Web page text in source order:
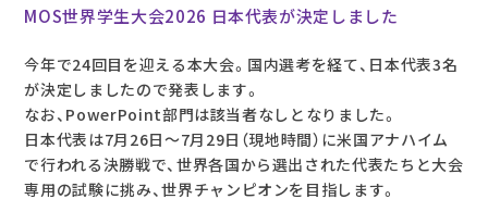
MOS世界学生大会2026 日本代表が決定しました
今年で24回目を迎える本大会。国内選考を経て、日本代表3名
が決定しましたので発表します。
なお、PowerPoint部門は該当者なしとなりました。
日本代表は7月26日～7月29日（現地時間）に米国アナハイム
で行われる決勝戦で、世界各国から選出された代表たちと大会
専用の試験に挑み、世界チャンピオンを目指します。